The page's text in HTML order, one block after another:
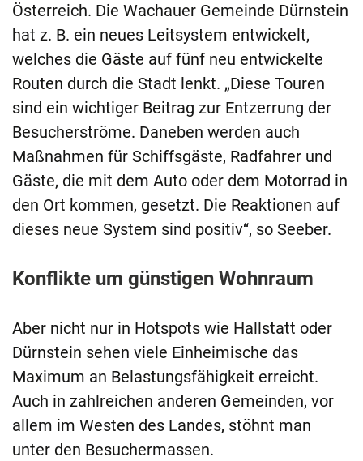
Österreich. Die Wachauer Gemeinde Dürnstein
hat z. B. ein neues Leitsystem entwickelt,
welches die Gäste auf fünf neu entwickelte
Routen durch die Stadt lenkt. „Diese Touren
sind ein wichtiger Beitrag zur Entzerrung der
Besucherströme. Daneben werden auch
Maßnahmen für Schiffsgäste, Radfahrer und
Gäste, die mit dem Auto oder dem Motorrad in
den Ort kommen, gesetzt. Die Reaktionen auf
dieses neue System sind positiv“, so Seeber.
Konflikte um günstigen Wohnraum
Aber nicht nur in Hotspots wie Hallstatt oder
Dürnstein sehen viele Einheimische das
Maximum an Belastungsfähigkeit erreicht.
Auch in zahlreichen anderen Gemeinden, vor
allem im Westen des Landes, stöhnt man
unter den Besuchermassen.